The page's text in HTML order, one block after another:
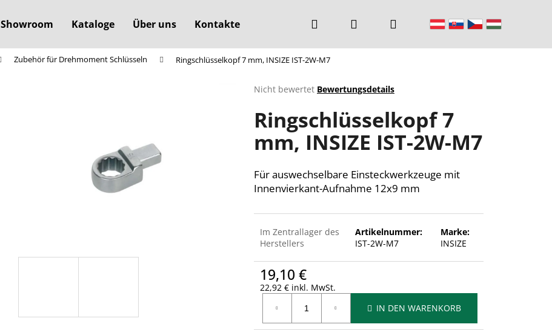
Showroom Kataloge Über uns Kontakte Suchen Warenkorb
Zubehör für Drehmoment Schlüsseln Ringschlüsselkopf 7 mm, INSIZE IST-2W-M7
Die
Produktbewertung
ist
von
Sternen.
Nicht bewertet Bewertungsdetails
Ringschlüsselkopf 7
mm, INSIZE IST-2W-M7
Für auswechselbare Einsteckwerkzeuge mit
Innenvierkant-Aufnahme 12x9 mm
Im Zentrallager des
Herstellers
Artikelnummer:
IST-2W-M7
Marke:
INSIZE
19,10 €
22,92 € inkl. MwSt.
IN DEN WARENKORB
Was suchen Sie?
Wir empfehlen